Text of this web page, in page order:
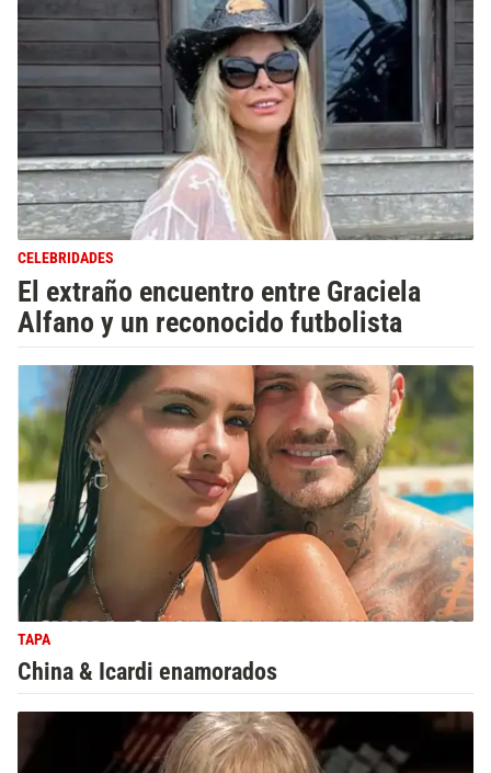
CELEBRIDADES
El extraño encuentro entre Graciela
Alfano y un reconocido futbolista
TAPA
China & Icardi enamorados